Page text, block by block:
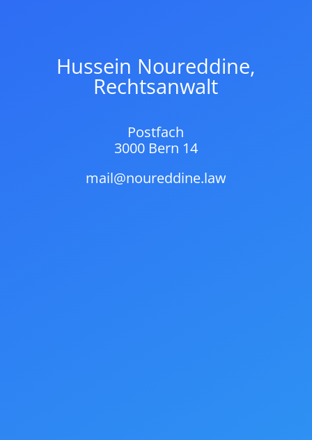
Hussein Noureddine,
Rechtsanwalt
Postfach
3000 Bern 14
mail@noureddine.law